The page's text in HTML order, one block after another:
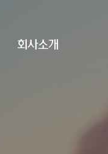
회사소개